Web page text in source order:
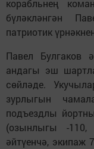
корабльнең
бүләкләнгән
патриотик
Павел Булгаков
андагы эш
сөйләде.
зурлыгын
подъездлы
(озынлыгы -
әйтүенчә, экипаж